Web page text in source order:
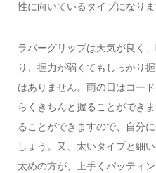
性に向いているタイプになりま
ラバーグリップは天気が良く
り、握力が弱くてもしっかり
はありません。雨の日はコー
らくきちんと握ることができ
ることができますので、自分
しょう。又、太いタイプと細
太めの方が、上手くパッティ